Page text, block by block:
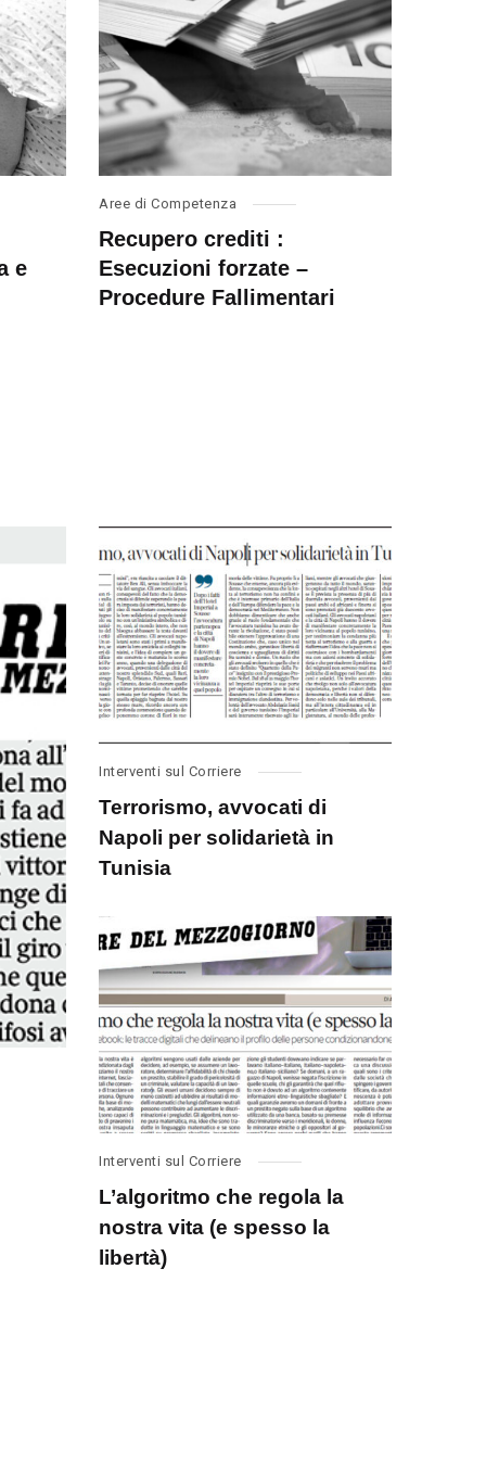
e
Aree di Competenza
Recupero crediti :
Esecuzioni forzate –
Procedure Fallimentari
Interventi sul Corriere
Terrorismo, avvocati di
Napoli per solidarietà in
Tunisia
Interventi sul Corriere
L’algoritmo che regola la
nostra vita (e spesso la
libertà)